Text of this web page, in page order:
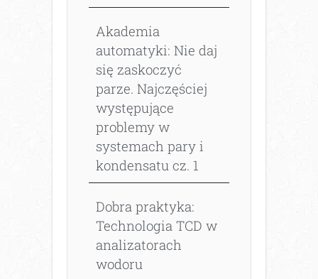
Akademia
automatyki: Nie daj
się zaskoczyć
parze. Najczęściej
występujące
problemy w
systemach pary i
kondensatu cz. 1
Dobra praktyka:
Technologia TCD w
analizatorach
wodoru